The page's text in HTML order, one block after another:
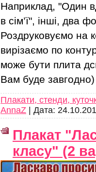
Наприклад, "Один
в сім’ї", інші, два
Роздруковуємо на
вирізаємо по
може бути плита
Вам буде завгодно)
Плакати, стенди,
AnnaZ
Дата:
Плакат
класу" (2